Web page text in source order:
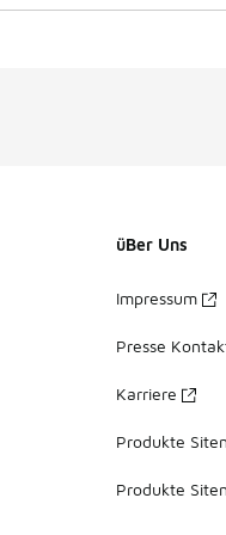
üBer Uns
Impressum
Presse
Karriere
Produkte
Produkte